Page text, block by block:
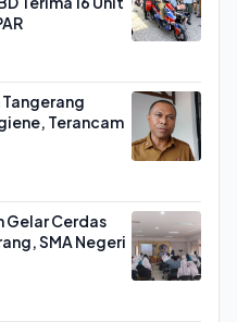
Terancam
Gelar Cerdas
SMA Negeri